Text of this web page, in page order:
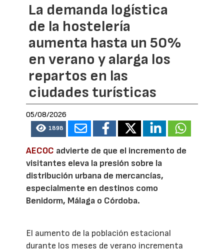
La demanda logística
de la hostelería
aumenta hasta un 50%
en verano y alarga los
repartos en las
ciudades turísticas
05/08/2026
1898
AECOC advierte de que el incremento de
visitantes eleva la presión sobre la
distribución urbana de mercancías,
especialmente en destinos como
Benidorm, Málaga o Córdoba.
El aumento de la población estacional
durante los meses de verano incrementa